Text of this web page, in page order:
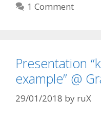
1 Comment
Presentation
example” @
29/01/2018 by ruX